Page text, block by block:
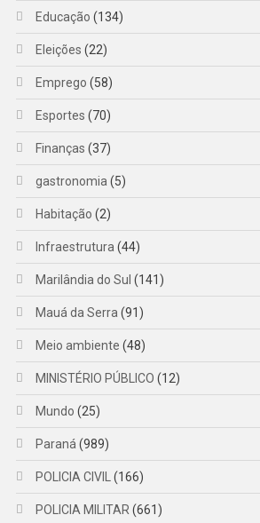
Educação (134)
Eleições (22)
Emprego (58)
Esportes (70)
Finanças (37)
gastronomia (5)
Habitação (2)
Infraestrutura (44)
Marilândia do Sul (141)
Mauá da Serra (91)
Meio ambiente (48)
MINISTÉRIO PÚBLICO (12)
Mundo (25)
Paraná (989)
POLICIA CIVIL (166)
POLICIA MILITAR (661)